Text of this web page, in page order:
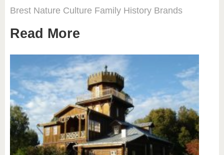
Brest Nature Culture Family History Brands
Read More